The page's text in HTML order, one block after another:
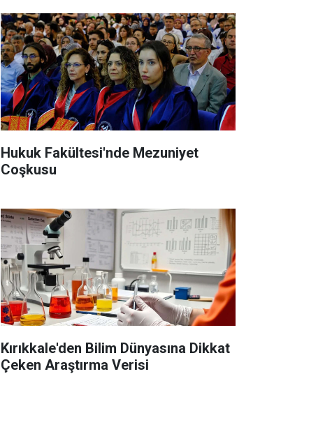
Hukuk Fakültesi'nde Mezuniyet
Coşkusu
Kırıkkale'den Bilim Dünyasına Dikkat
Çeken Araştırma Verisi